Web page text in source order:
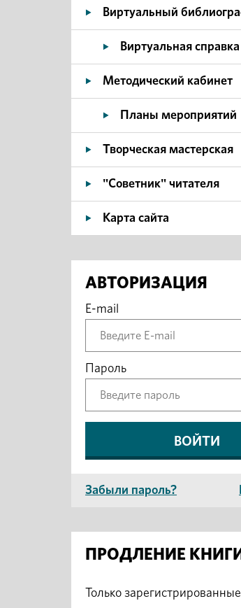
Виртуальный
Виртуальная справка
Методический кабинет
Планы мероприятий
Творческая мастерская
"Советник" читателя
Карта сайта
АВТОРИЗАЦИЯ
E-mail
Пароль
Забыли пароль?
ПРОДЛЕНИЕ КНИГИ
Только зарегистрированные